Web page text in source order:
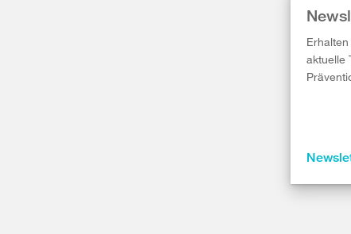
aktuelle